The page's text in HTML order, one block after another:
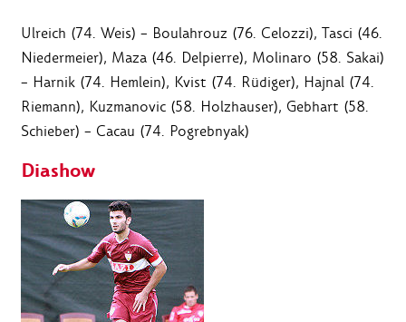
Ulreich (74. Weis) – Boulahrouz (76. Celozzi), Tasci (46.
Niedermeier), Maza (46. Delpierre), Molinaro (58. Sakai)
– Harnik (74. Hemlein), Kvist (74. Rüdiger), Hajnal (74.
Riemann), Kuzmanovic (58. Holzhauser), Gebhart (58.
Schieber) – Cacau (74. Pogrebnyak)
Diashow